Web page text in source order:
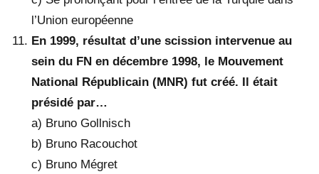
l’Union européenne
En 1999, résultat d’une scission intervenue au
sein du FN en décembre 1998, le Mouvement
National Républicain (MNR) fut créé. Il était
présidé par…
a) Bruno Gollnisch
b) Bruno Racouchot
c) Bruno Mégret